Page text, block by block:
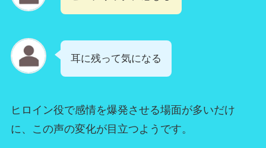
耳に残って気になる
ヒロイン役で感情を爆発させる場面が多いだけ
に、この声の変化が目立つようです。